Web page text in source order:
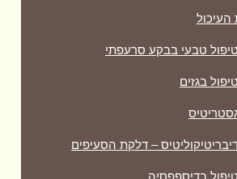
טיפול טבעי בבקע סרעפתי
טיפול בגזים
– דלקת הסעיפים
טיפול בדיספפסיה